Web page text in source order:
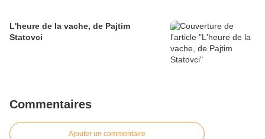
L'heure de la vache, de Pajtim
Statovci
Commentaires
Ajouter un commentaire